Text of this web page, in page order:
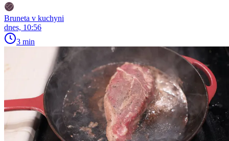
Bruneta v kuchyni
dnes, 10:56
3 min